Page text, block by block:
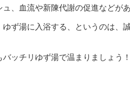
、血流や新陳代謝の促進などがあ
ず湯に入浴する、というのは、
ッチリゆず湯で温まりましょう！